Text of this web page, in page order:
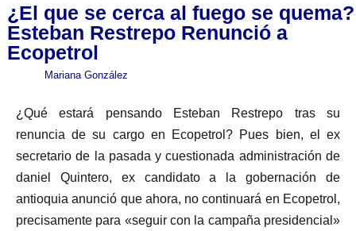
¿El que se cerca al fuego se quema?
Esteban Restrepo Renunció a
Ecopetrol
Mariana González
¿Qué estará pensando Esteban Restrepo tras su
renuncia de su cargo en Ecopetrol? Pues bien, el ex
secretario de la pasada y cuestionada administración de
daniel Quintero, ex candidato a la gobernación de
antioquia anunció que ahora, no continuará en Ecopetrol,
precisamente para «seguir con la campaña presidencial»